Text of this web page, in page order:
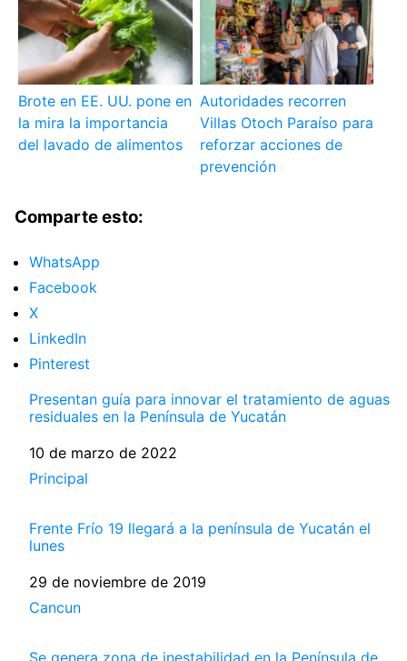
Brote en EE. UU. pone en
la mira la importancia
del lavado de alimentos
Autoridades recorren
Villas Otoch Paraíso para
reforzar acciones de
prevención
Comparte esto:
WhatsApp
Facebook
X
LinkedIn
Pinterest
Presentan guía para innovar el tratamiento de aguas
residuales en la Península de Yucatán
Fecha
10 de marzo de 2022
Respecto a
Principal
Frente Frío 19 llegará a la península de Yucatán el
lunes
Fecha
29 de noviembre de 2019
Respecto a
Cancun
Se genera zona de inestabilidad en la Península de